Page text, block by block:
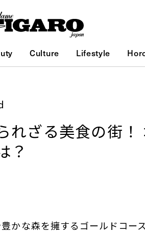
Culture Lifestyle
れざる美食の街！
？
かな森を擁するゴールドコー